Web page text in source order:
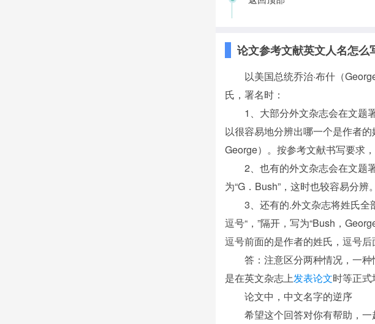
论文参考文献英文人名怎么
以美国总统乔治·布什（
氏，署名时：
1、大部分外文杂志会在文题
以很容易地分辨出哪一个是作者
George）。按参考文献书写要求，
2、也有的外文杂志会在文题
为“G．Bush”，这时也较容易分辨
3、还有的.外文杂志将姓氏
逗号“，”隔开，写为“Bush，
逗号前面的是作者的姓氏，逗号后
答：注意区分两种情况，一
是在英文杂志上发表论文时等正式
论文中，中文名字的逆序
希望这个回答对你有帮助，